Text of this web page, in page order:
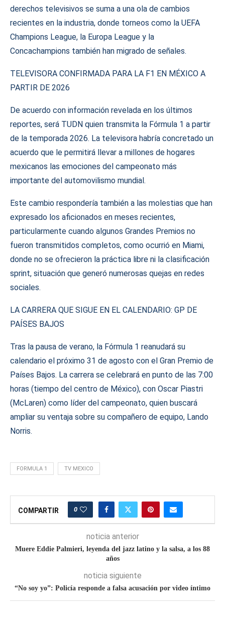
derechos televisivos se suma a una ola de cambios
recientes en la industria, donde torneos como la UEFA
Champions League, la Europa League y la
Concachampions también han migrado de señales.
TELEVISORA CONFIRMADA PARA LA F1 EN MÉXICO A
PARTIR DE 2026
De acuerdo con información revelada en los últimos
reportes, será TUDN quien transmita la Fórmula 1 a partir
de la temporada 2026. La televisora habría concretado un
acuerdo que le permitirá llevar a millones de hogares
mexicanos las emociones del campeonato más
importante del automovilismo mundial.
Este cambio respondería también a las molestias que han
expresado los aficionados en meses recientes,
particularmente cuando algunos Grandes Premios no
fueron transmitidos completos, como ocurrió en Miami,
donde no se ofrecieron la práctica libre ni la clasificación
sprint, situación que generó numerosas quejas en redes
sociales.
LA CARRERA QUE SIGUE EN EL CALENDARIO: GP DE
PAÍSES BAJOS
Tras la pausa de verano, la Fórmula 1 reanudará su
calendario el próximo 31 de agosto con el Gran Premio de
Países Bajos. La carrera se celebrará en punto de las 7:00
horas (tiempo del centro de México), con Oscar Piastri
(McLaren) como líder del campeonato, quien buscará
ampliar su ventaja sobre su compañero de equipo, Lando
Norris.
FORMULA 1 TV MEXICO
COMPARTIR 0
noticia anterior
Muere Eddie Palmieri, leyenda del jazz latino y la salsa, a los 88
años
noticia siguiente
“No soy yo”: Policía responde a falsa acusación por video íntimo